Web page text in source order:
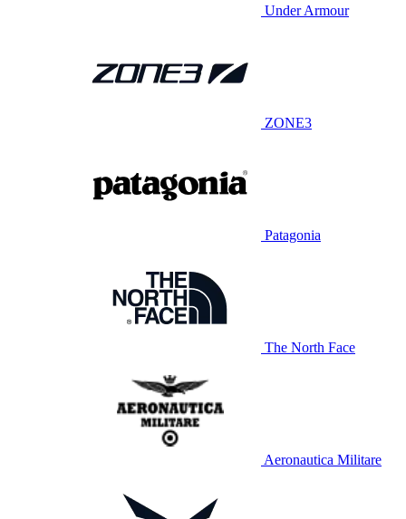
Under Armour
ZONE3
Patagonia
The North Face
Aeronautica Militare